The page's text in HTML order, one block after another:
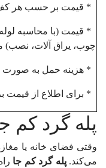
* قیمت بر حسب هر
* قیمت (با محاسبه
چوب، یراق آلات، نصب)
* هزینه حمل به صورت
* برای اطلاع از قیمت
پله گرد کم
وقتی فضای خانه یا
می‌کند.پله گرد کم جا